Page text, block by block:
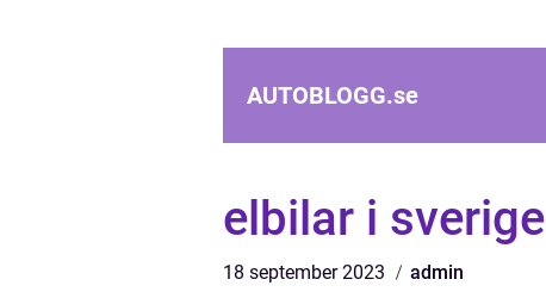
AUTOBLOGG.se
elbilar i sverige
18 september 2023 admin